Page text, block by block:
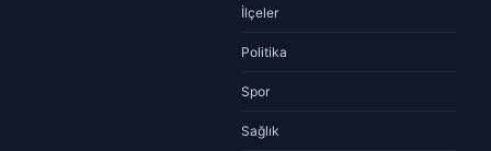
İlçeler
Politika
Spor
Sağlık